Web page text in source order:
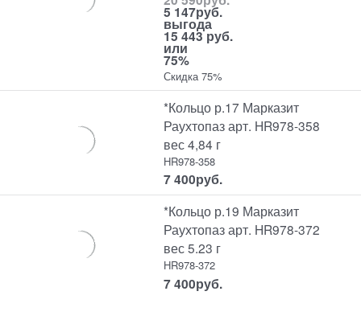
5 147руб.
выгода
15 443 руб.
или
75%
Скидка 75%
*Кольцо р.17 Марказит
Раухтопаз арт. HR978-358
вес 4,84 г
HR978-358
7 400руб.
*Кольцо р.19 Марказит
Раухтопаз арт. HR978-372
вес 5.23 г
HR978-372
7 400руб.